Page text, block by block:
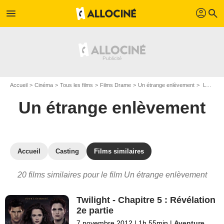
menu profil search
Accueil Cinéma Tous les films Films Drame Un étrange enlèvement Les films similaires à "Un étrange enlèvement"
Un étrange enlèvement
Accueil Casting Films similaires
20 films similaires pour le film Un étrange enlèvement
Twilight - Chapitre 5 : Révélation
2e partie